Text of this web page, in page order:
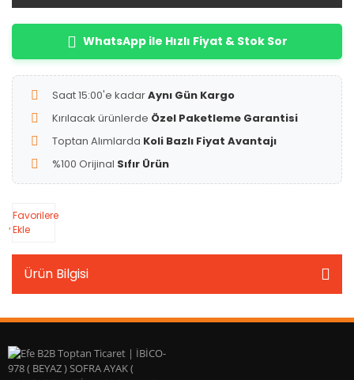
WhatsApp ile Hızlı Fiyat & Stok Sor
Saat 15:00'e kadarAynı Gün Kargo
Kırılacak ürünlerde Özel Paketleme Garantisi
Toptan Alımlarda Koli Bazlı Fiyat Avantajı
%100 Orijinal Sıfır Ürün
Favorilere
Ekle
Ürün Bilgisi